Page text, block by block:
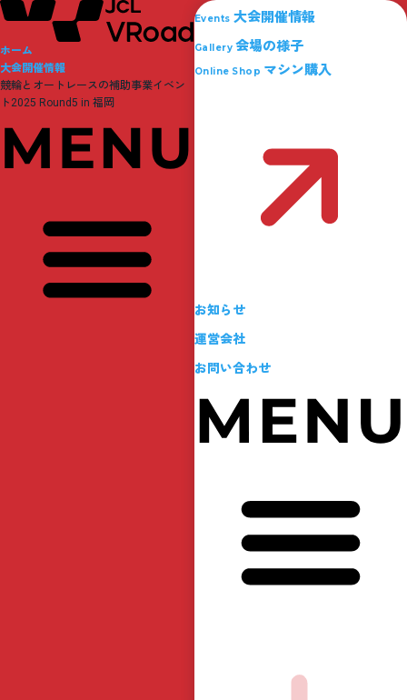
ホーム
大会開催情報
競輪とオートレースの補助事業イベン
ト2025 Round5 in 福岡
Events 大会開催情報
Gallery 会場の様子
Online Shop マシン購入
お知らせ
運営会社
お問い合わせ